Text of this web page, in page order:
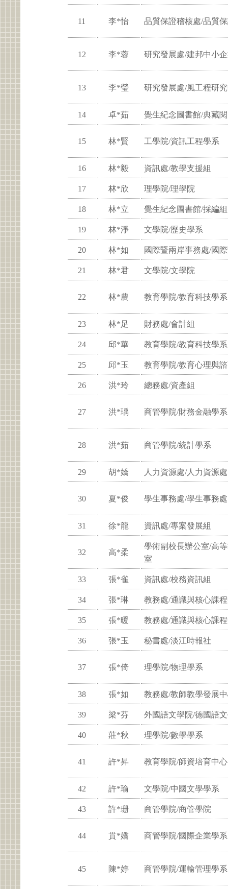
11 李*怡 品質保證稽核處/品質
12 李*蓉 研究發展處/建邦中小
13 李*瑩 研究發展處/風工程研
14 卓*茹 覺生紀念圖書館/典藏
15 林*賢 工學院/資訊工程學系
16 林*毅 資訊處/教學支援組
17 林*欣 理學院/理學院
18 林*立 覺生紀念圖書館/採編組
19 林*淨 文學院/歷史學系
20 林*如 國際暨兩岸事務處/國
21 林*君 文學院/文學院
22 林*農 教育學院/教育科技學系
23 林*足 財務處/會計組
24 邱*華 教育學院/教育科技學系
25 邱*玉 教育學院/教育心理與
26 洪*玲 總務處/資產組
27 洪*瑀 商管學院/財務金融學系
28 洪*茹 商管學院/統計學系
29 胡*嬌 人力資源處/人力資源處
30 夏*俊 學生事務處/學生事務處
31 徐*龍 資訊處/專案發展組
32 高*柔
學術副校長辦公室/高
室
33 張*雀 資訊處/校務資訊組
34 張*琳 教務處/通識與核心課
35 張*暖 教務處/通識與核心課
36 張*玉 秘書處/淡江時報社
37 張*倚 理學院/物理學系
38 張*如 教務處/教師教學發展
39 梁*芬 外國語文學院/德國語
40 莊*秋 理學院/數學學系
41 許*昇 教育學院/師資培育中心
42 許*瑜 文學院/中國文學學系
43 許*珊 商管學院/商管學院
44 貫*嬌 商管學院/國際企業學系
45 陳*婷 商管學院/運輸管理學系